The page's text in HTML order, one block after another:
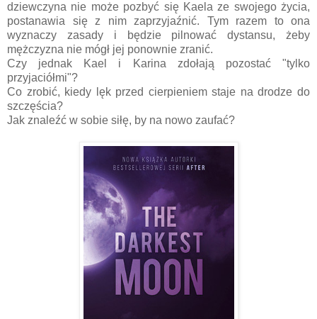
dziewczyna nie może pozbyć się Kaela ze swojego życia,
postanawia się z nim zaprzyjaźnić. Tym razem to ona
wyznaczy zasady i będzie pilnować dystansu, żeby
mężczyzna nie mógł jej ponownie zranić.
Czy jednak Kael i Karina zdołają pozostać "tylko
przyjaciółmi"?
Co zrobić, kiedy lęk przed cierpieniem staje na drodze do
szczęścia?
Jak znaleźć w sobie siłę, by na nowo zaufać?